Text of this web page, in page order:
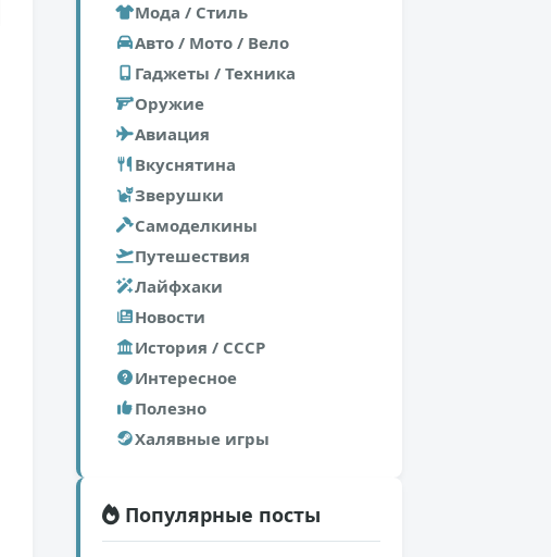
Мода / Стиль
Авто / Мото / Вело
Гаджеты / Техника
Оружие
Авиация
Вкуснятина
Зверушки
Самоделкины
Путешествия
Лайфхаки
Новости
История / СССР
Интересное
Полезно
Халявные игры
Популярные посты